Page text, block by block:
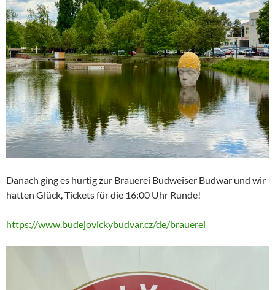
Danach ging es hurtig zur Brauerei Budweiser Budwar und wir
hatten Glück, Tickets für die 16:00 Uhr Runde!
https://www.budejovickybudvar.cz/de/brauerei